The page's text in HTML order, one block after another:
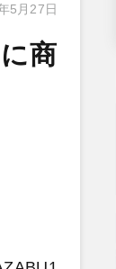
5月27日
商